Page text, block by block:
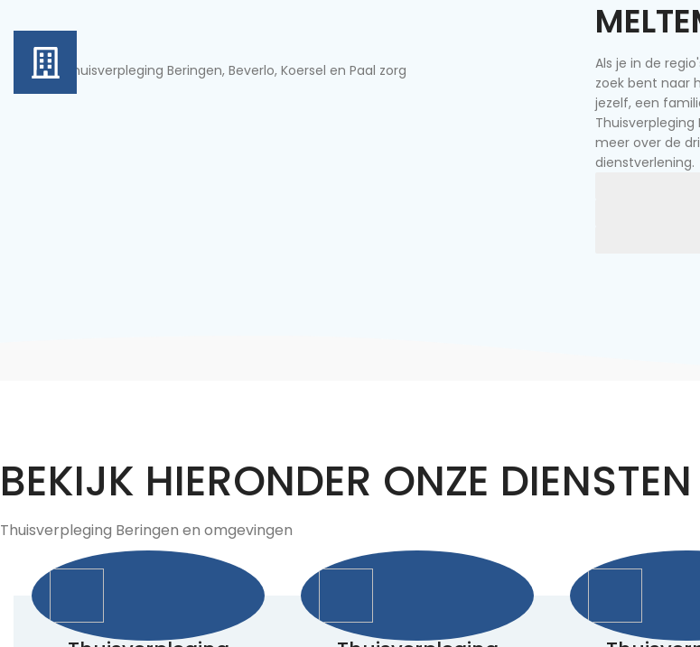
Als je in de
zoek bent naar
jezelf, een
meer over de
dienstverlening.
BEKIJK HIERONDER ONZE DIENSTEN
Thuisverpleging Beringen en omgevingen